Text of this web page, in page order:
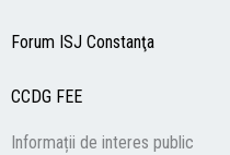
Forum ISJ Constanţa
CCDG FEE
Informații de interes public